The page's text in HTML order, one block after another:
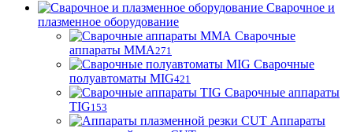
Сварочное и
плазменное оборудование
Сварочные
аппараты MMA271
Сварочные
полуавтоматы MIG421
Сварочные аппараты
TIG153
Аппараты